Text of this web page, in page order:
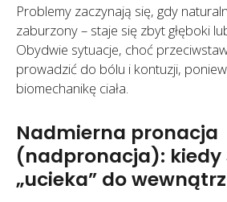
Problemy zaczynają się, gdy
zaburzony – staje się zbyt głęboki
Obydwie sytuacje, choć
prowadzić do bólu i kontuzji,
biomechanikę ciała.
Nadmierna pronacja
(nadpronacja): kiedy
„ucieka” do wewnątrz